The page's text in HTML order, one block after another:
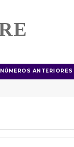
NÚMEROS ANTERIORES